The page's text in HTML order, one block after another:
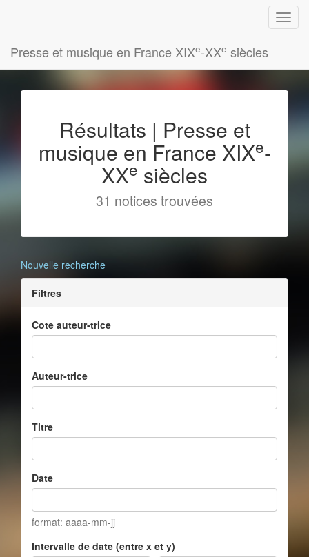
Presse et musique en France XIXe-XXe siècles
Résultats | Presse et
musique en France XIXe-
XXe siècles
31 notices trouvées
Nouvelle recherche
Filtres
Cote auteur-trice
Auteur-trice
Titre
Date
format: aaaa-mm-jj
Intervalle de date (entre x et y)